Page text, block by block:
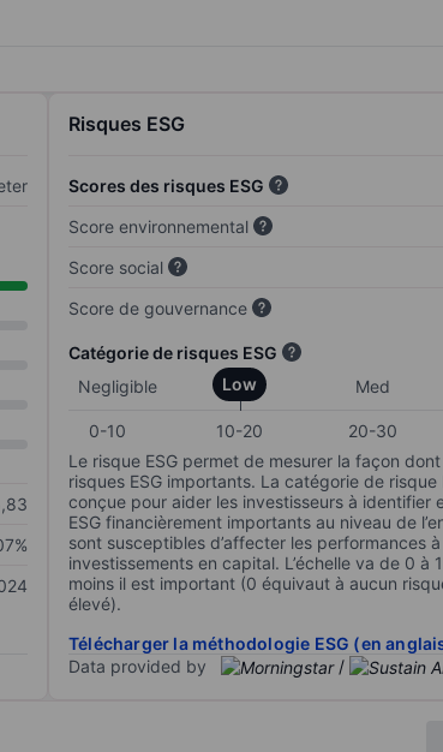
Risques ESG
Scores des risques ESG
Score environnemental
Score social
Score de gouvernance
Catégorie de risques ESG
Negligible
Low Med
0-10 10-20 20-30
Le risque ESG permet de mesurer la façon
risques ESG importants. La catégorie de
conçue pour aider les investisseurs à identifier
ESG financièrement importants au niveau de
sont susceptibles d’affecter les performances
investissements en capital. L’échelle va de 0 à
moins il est important (0 équivaut à aucun
élevé).
Télécharger la méthodologie ESG (en
Data provided by
/